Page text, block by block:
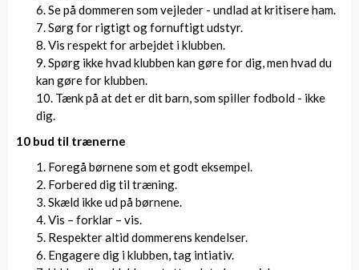
Se på dommeren som vejleder - undlad at kritisere ham.
Sørg for rigtigt og fornuftigt udstyr.
Vis respekt for arbejdet i klubben.
Spørg ikke hvad klubben kan gøre for dig, men hvad du
kan gøre for klubben.
Tænk på at det er dit barn, som spiller fodbold - ikke
dig.
10 bud til trænerne
Foregå børnene som et godt eksempel.
Forbered dig til træning.
Skæld ikke ud på børnene.
Vis – forklar – vis.
Respekter altid dommerens kendelser.
Engagere dig i klubben, tag intiativ.